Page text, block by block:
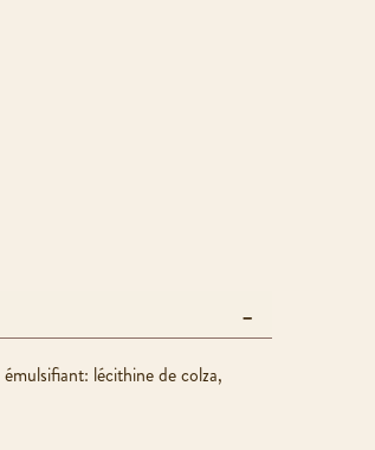
lécithine de colza,